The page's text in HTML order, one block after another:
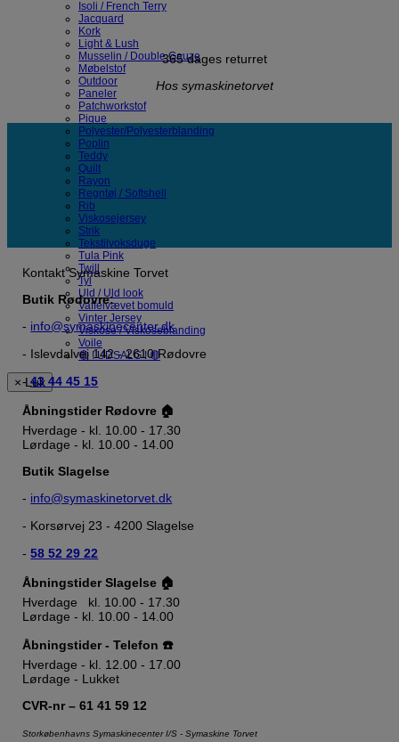
Isoli / French Terry
Jacquard
Kork
Light & Lush
Musselin / Double Gauze
Møbelstof
Outdoor
Paneler
Patchworkstof
Pique
Polyester/Polyesterblanding
Poplin
Teddy
Quilt
Rayon
Regntøj / Softshell
Rib
Viskosejersey
Strik
Tekstilvoksduge
Tula Pink
Twill
Tyl
Uld / Uld look
Vaffelvævet bomuld
Vinter Jersey
Viskose / Viskoseblanding
Voile
🔴 ! UDSALG ! 🔴
× Luk
365 dages returret
Hos symaskinetorvet
Kontakt Symaskine Torvet
Butik Rødovre:
- info@symaskinecenter.dk
- Islevdalvej 142 - 2610 Rødovre
-43 44 45 15
Åbningstider Rødovre 🏠
Hverdage - kl. 10.00 - 17.30
Lørdage - kl. 10.00 - 14.00
Butik Slagelse
- info@symaskinetorvet.dk
- Korsørvej 23 - 4200 Slagelse
-58 52 29 22
Åbningstider Slagelse 🏠
Hverdage kl. 10.00 - 17.30
Lørdage - kl. 10.00 - 14.00
Åbningstider - Telefon ☎️
Hverdage - kl. 12.00 - 17.00
Lørdage - Lukket
CVR-nr – 61 41 59 12
Storkøbenhavns Symaskinecenter I/S - Symaskine Torvet